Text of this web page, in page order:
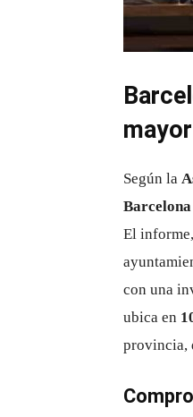
Según la
Barcelona
El
con una
ubica en
provincia,